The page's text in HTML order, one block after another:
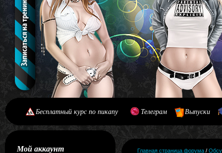
Бесплатный курс по пикапу Телеграм Выпуски
Мой аккаунт Главная страница форума /